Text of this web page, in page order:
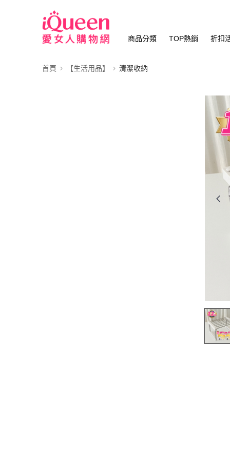
商品分類 TOP熱銷 折扣
首頁 【生活用品】 清潔收納